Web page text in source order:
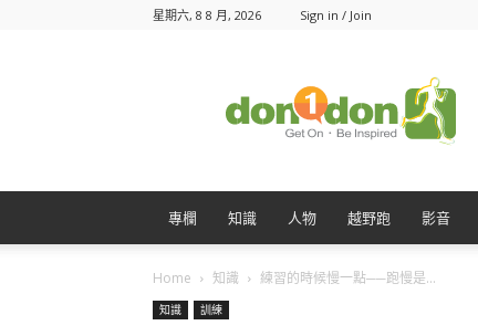
星期六, 8 8 月, 2026 Sign in / Join
專欄 知識 人物 越野跑 影音
Home 知識 練習的時候慢一點──跑慢是...
知識 訓練